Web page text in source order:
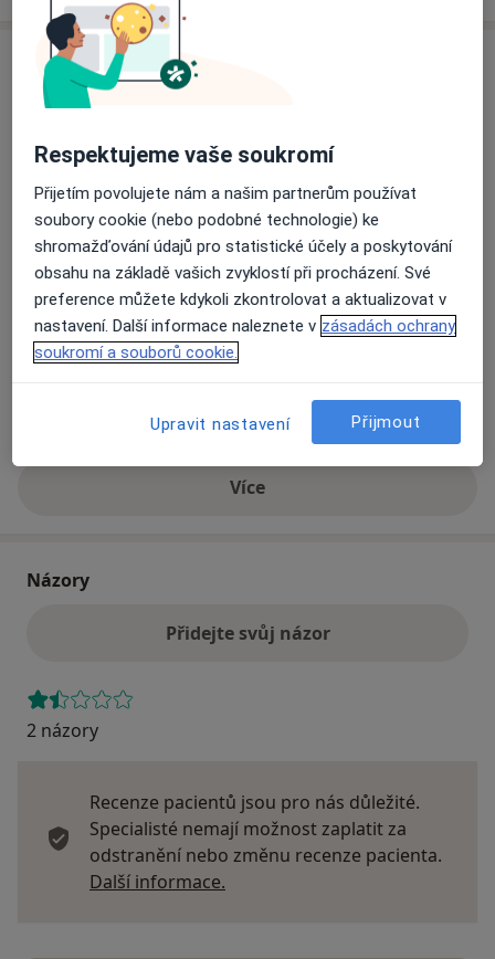
Adresa
Nemocnice Na Bulovce
Přiblížit mapuse otevře v nové záložce
Dostupnost
Na této adrese online kalendář není aktivní
Co mám v takové situaci udělat?
Způsoby platby (soukromé návštěvy)
Na teto adrese lékař přijímá pacienty na pojišťovnu
Víceo adrese
Názory
Přidejte svůj názor
2 názory
Recenze pacientů jsou pro nás důležité.
Specialisté nemají možnost zaplatit za
odstranění nebo změnu recenze pacienta.
Další informace.
Respektujeme vaše soukromí
Přijetím povolujete nám a našim partnerům používat
soubory cookie (nebo podobné technologie) ke
shromažďování údajů pro statistické účely a poskytování
obsahu na základě vašich zvyklostí při procházení. Své
preference můžete kdykoli zkontrolovat a aktualizovat v
nastavení. Další informace naleznete v zásadách ochrany
soukromí a souborů cookie.
Upravit nastavení Přijmout